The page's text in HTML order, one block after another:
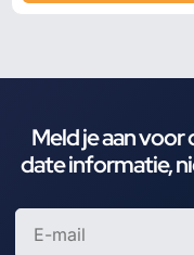
Meld je aan
date informatie,